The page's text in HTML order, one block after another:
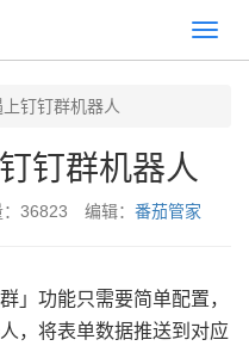
切
换
钉钉群机器人
钉群机器人
36823 编辑： 番茄管家
」功能只需要简单配置，
，将表单数据推送到对应